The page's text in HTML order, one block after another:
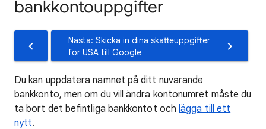
bankkontouppgifter
Nästa: Skicka in dina skatteuppgifter
för USA till Google
Du kan uppdatera namnet på ditt nuvarande
bankkonto, men om du vill ändra kontonumret måste du
ta bort det befintliga bankkontot ochlägga till ett
nytt.